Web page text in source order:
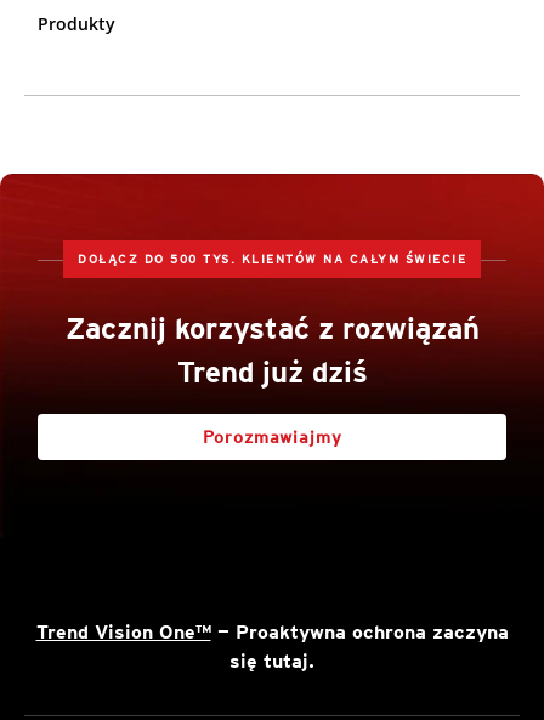
Produkty
DOŁĄCZ DO 500 TYS. KLIENTÓW NA CAŁYM ŚWIECIE
Zacznij korzystać z rozwiązań
Trend już dziś
Porozmawiajmy
Trend Vision One™— Proaktywna ochrona zaczyna
się tutaj.